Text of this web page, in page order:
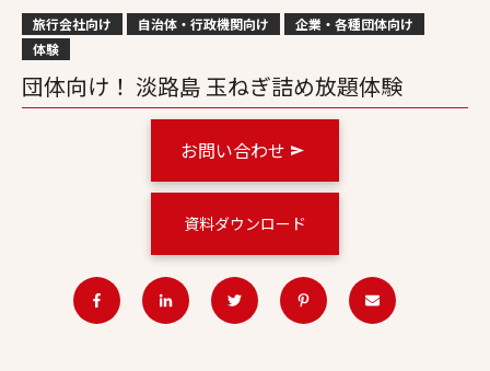
旅行会社向け 自治体・行政機関向け
企業・各種団体向け
体験
団体向け！ 淡路島 玉ねぎ詰め放題体験
お問い合わせ
資料ダウンロード